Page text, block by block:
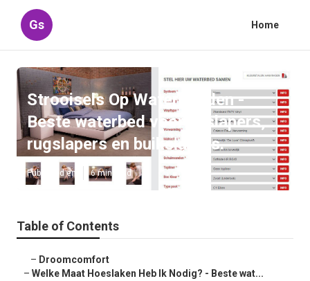
Gs Home
Strooisels Op Waterbedden -
Beste waterbed voor zijslapers,
rugslapers en buikslapers.
Published en 6 min read
Table of Contents
– Droomcomfort
– Welke Maat Hoeslaken Heb Ik Nodig? - Beste wat...